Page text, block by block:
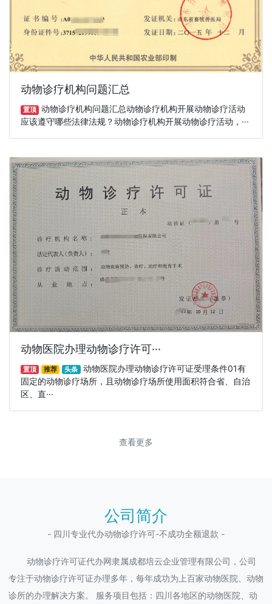
动物诊疗机构问题汇总
置顶 动物诊疗机构问题汇总动物诊疗机构开展动物诊疗活动
应该遵守哪些法律法规？动物诊疗机构开展动物诊疗活动，···
动物医院办理动物诊疗许可···
置顶 推荐 头条 动物医院办理动物诊疗许可证受理条件01有
固定的动物诊疗场所，且动物诊疗场所使用面积符合省、自治
区、直···
查看更多
公司简介
- 四川专业代办动物诊疗许可-不成功全额退款 -
动物诊疗许可证代办网隶属成都培云企业管理有限公司，公司
专注于动物诊疗许可证办理多年，每年成功为上百家动物医院、动物
诊所的办理解决方案。 服务项目包括：四川各地区的动物医院、动